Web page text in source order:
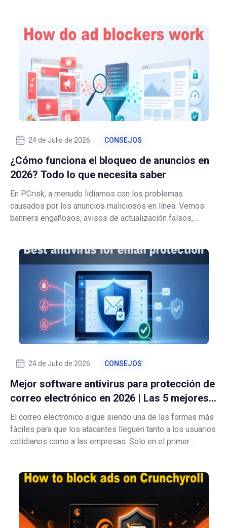
su velocidad en el mundo r
24 de Julio de 2026 CONSEJOS
¿Cómo funciona el bloqueo de anuncios en
2026? Todo lo que necesita saber
En PCrisk, a menudo lidiamos con los problemas
causados por los anuncios maliciosos en línea. Vemos
banners engañosos, avisos de actualización falsos,
secuestradores de navegador de redes publicitarias agr
24 de Julio de 2026 CONSEJOS
Mejor software antivirus para protección de
correo electrónico en 2026 | Las 5 mejores
opciones
El correo electrónico sigue siendo una de las formas más
fáciles para que los atacantes lleguen tanto a los usuarios
cotidianos como a las empresas. Solo en el primer
respecto al trimestre anter